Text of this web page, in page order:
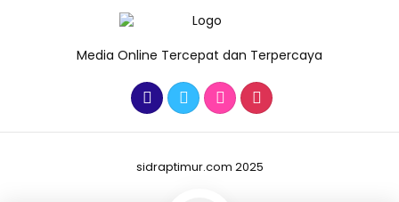
Media Online Tercepat dan Terpercaya
sidraptimur.com 2025